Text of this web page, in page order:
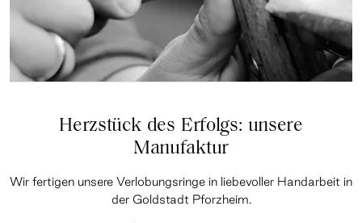
Herzstück des Erfolgs: unsere
Manufaktur
Wir fertigen unsere Verlobungsringe in liebevoller Handarbeit in
der Goldstadt Pforzheim.